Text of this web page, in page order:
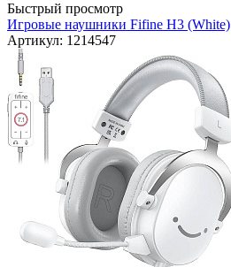
Быстрый просмотр
Игровые наушники Fifine H3 (White)
Артикул: 1214547